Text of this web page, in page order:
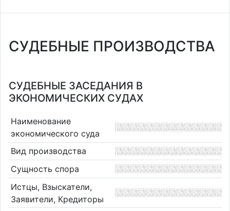
СУДЕБНЫЕ ПРОИЗВОДСТВА
СУДЕБНЫЕ ЗАСЕДАНИЯ В
ЭКОНОМИЧЕСКИХ СУДАХ
Наименование
экономического суда
Вид производства
Сущность спора
Истцы, Взыскатели,
Заявители, Кредиторы